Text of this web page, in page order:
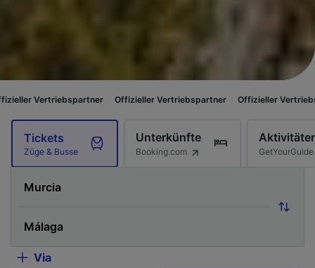
Offizieller Vertriebspartner Offizieller Vertriebspartner
Tickets
Züge & Busse
Unterkünfte
Booking.com GetYourGuide
Via